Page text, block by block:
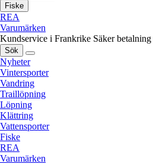
Fiske
REA
Varumärken
Kundservice i Frankrike Säker betalning
Sök
Nyheter
Vintersporter
Vandring
Traillöpning
Löpning
Klättring
Vattensporter
Fiske
REA
Varumärken